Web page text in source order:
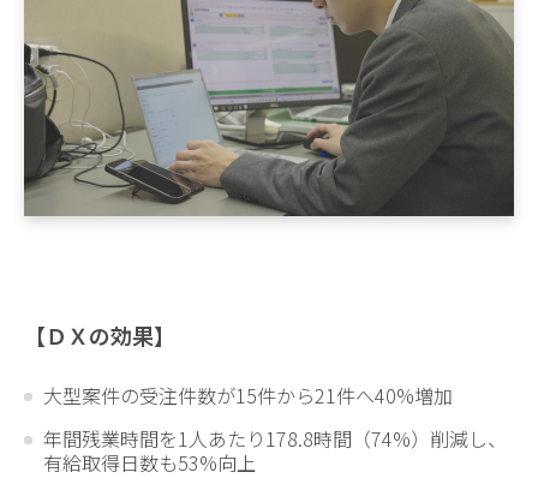
【ＤＸの効果】
大型案件の受注件数が15件から21件へ40%増加
年間残業時間を1人あたり178.8時間（74%）削減し、
有給取得日数も53%向上